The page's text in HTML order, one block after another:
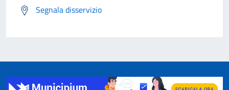
Segnala disservizio